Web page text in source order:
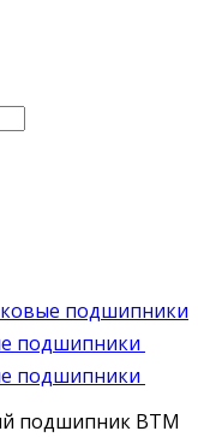
подшипники
подшипники
подшипники
подшипник BTM